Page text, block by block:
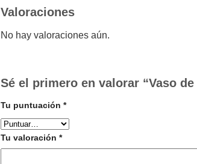
Valoraciones
No hay valoraciones aún.
Sé el primero en valorar “Vaso
Tu puntuación *
Tu valoración *